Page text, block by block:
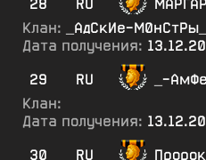
28
RU
Клан:
_АдСкИе-М0нСтРы_
Дата получения:
29
RU
_-
Клан:
Дата получения:
30
RU